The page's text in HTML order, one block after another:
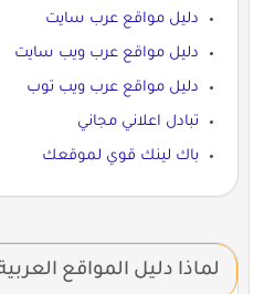
دليل مواقع عرب سايت
دليل مواقع عرب ويب سايت
دليل مواقع عرب ويب توب
تبادل اعلاني مجاني
باك لينك قوي لموقعك
لماذا دليل المواقع العربية